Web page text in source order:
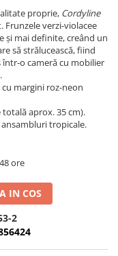
proprie, Cordyline
verzi-violacee
și mai definite, creând un
să strălucească, fiind
o cameră cu mobilier
margini roz-neon
aprox. 35 cm).
tropicale.
ore
IN COS
2